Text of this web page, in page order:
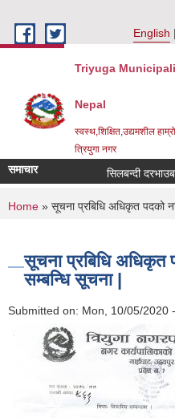
English
Triyuga
Nepal
स्वस्थ,शिक्षित,उद्यमशील
त्रियुगा नगर
समाचार सिलबन्दी
You are here
Home » सूचना प्रबिधि अधिकृत पदको
सूचना प्रबिधि अधिकृत
सम्बन्धि सूचना |
Submitted on: Mon, 10/05/2020